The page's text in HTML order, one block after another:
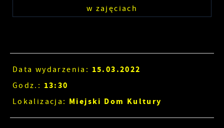
Data wydarzenia: 15.03.2022
Godz.: 13:30
Lokalizacja: Miejski Dom Kultury